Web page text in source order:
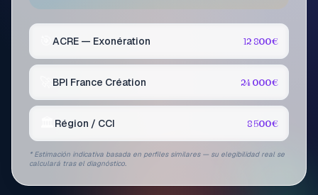
ACRE — Exonération 12 800 €
BPI France Création 24 000 €
Région / CCI 8 500 €
* Estimación indicativa basada en perfiles similares — su elegibilidad real se
calculará tras el diagnóstico.